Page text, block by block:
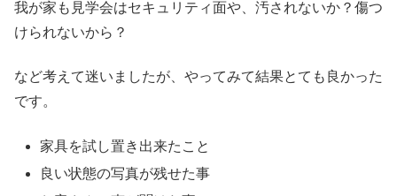
我が家も見学会はセキュリティ面や、汚されないか？傷つ
けられないから？
など考えて迷いましたが、やってみて結果とても良かった
です。
家具を試し置き出来たこと
良い状態の写真が残せた事